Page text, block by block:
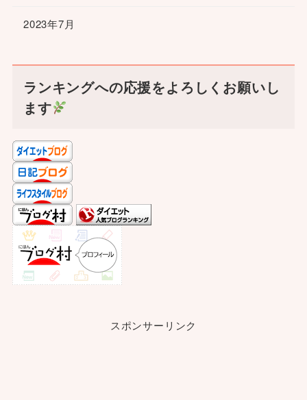
2023年7月
ランキングへの応援をよろしくお願いし
ます
スポンサーリンク